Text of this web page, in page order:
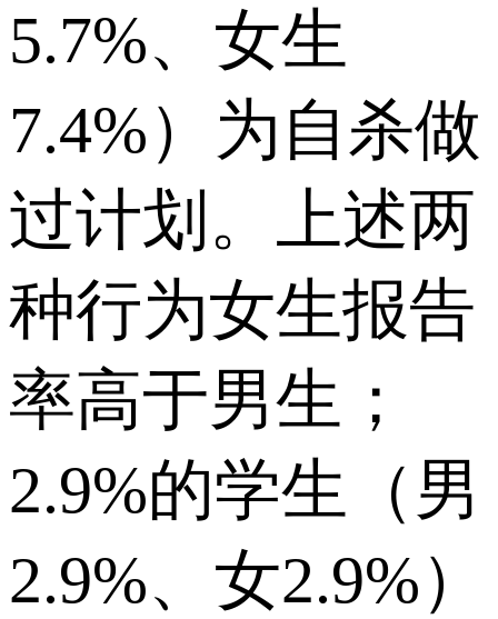
5.7%、女生
7.4%）为自杀做
过计划。上述两
种行为女生报告
率高于男生；
2.9%的学生（男
2.9%、女2.9%）